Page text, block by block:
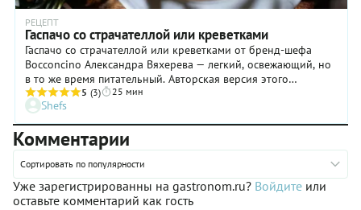
РЕЦЕПТ
Гаспачо со страчателлой или креветками
Гаспачо со страчателлой или креветками от бренд-шефа
Bocconcino Александра Вяхерева — легкий, освежающий, но
в то же время питательный. Авторская версия этого
классического андалузского блюда сохраняет характерную
свежесть и насыщенный томатный вкус, но становится ещё
более сбалансированной благодаря хорошей порции
белка — сыру страчателла или креветкам. Такой гаспачо —
полноценный, но легкий обед, который гарантирует сытость
без ощущения тяжести.
5 (3) 25 мин
Shefs
Комментарии
Сортировать по популярности
Уже зарегистрированны на gastronom.ru? Войдите или
оставьте комментарий как гость